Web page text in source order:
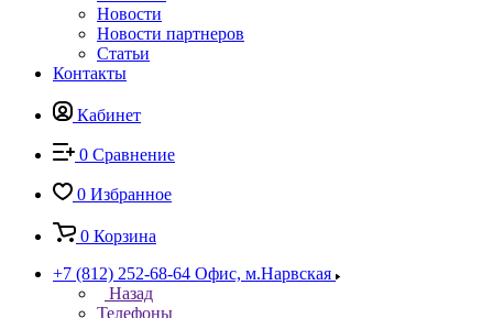
Новости
Новости партнеров
Статьи
Контакты
Кабинет
0 Сравнение
0 Избранное
0 Корзина
+7 (812) 252-68-64 Офис, м.Нарвская
Назад
Телефоны